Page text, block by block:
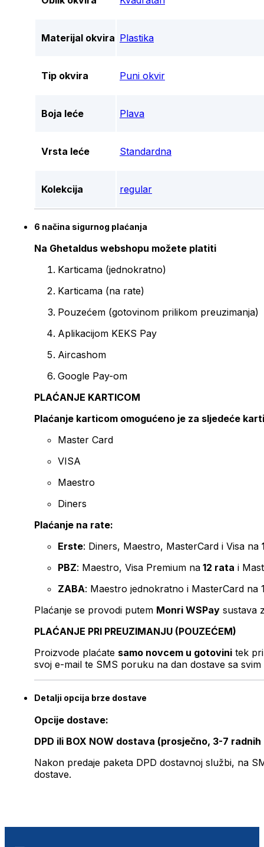
Materijal okvira Plastika
Tip okvira Puni okvir
Boja leće Plava
Vrsta leće Standardna
Kolekcija regular
6 načina sigurnog plaćanja
Na Ghetaldus webshopu možete platiti
Karticama (jednokratno)
Karticama (na rate)
Pouzećem (gotovinom prilikom preuzimanja)
Aplikacijom KEKS Pay
Aircashom
Google Pay-om
PLAĆANJE KARTICOM
Plaćanje karticom omogućeno je za sljedeće
Master Card
VISA
Maestro
Diners
Plaćanje na rate:
Erste: Diners, Maestro, MasterCard i Visa na
PBZ: Maestro, Visa Premium na 12 rata i
ZABA: Maestro jednokratno i MasterCard na
Plaćanje se provodi putem Monri WSPay sustava
PLAĆANJE PRI PREUZIMANJU (POUZEĆEM)
Proizvode plaćate samo novcem u gotovini tek
svoj e-mail te SMS poruku na dan dostave sa svim
Detalji opcija brze dostave
Opcije dostave:
DPD ili BOX NOW dostava (prosječno, 3-7 radnih
Nakon predaje paketa DPD dostavnoj službi, na
dostave.